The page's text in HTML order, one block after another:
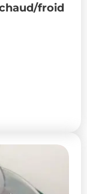
chaud/froid